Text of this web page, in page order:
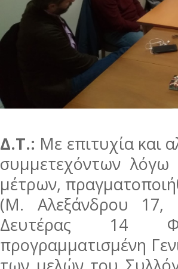
Δ.Τ.: Με επιτυχία και
συμμετεχόντων λόγω
μέτρων,
(Μ. Αλεξάνδρου 17,
Δευτέρας 14
προγραμματισμένη